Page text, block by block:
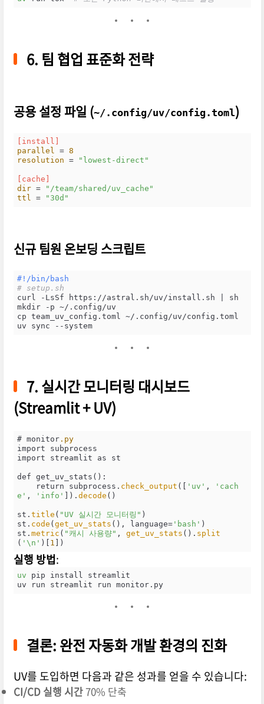
6. 팀 협업 표준화 전략
공용 설정 파일 (~/.config/uv/config.toml)
[install]
parallel = 8
resolution = "lowest-direct"
[cache]
dir =
"/team/shared/uv_cache"
ttl = "30d"
신규 팀원 온보딩 스크립트
#!/bin/bash
# setup.sh
curl -LsSf https://astral.sh/uv/install.sh | sh
mkdir -p ~/.config/uv
cp team_uv_config.toml ~/.config/uv/config.toml
uv sync --system
7. 실시간 모니터링 대시보드
(Streamlit + UV)
# monitor .py
import subprocess
import streamlit as st
def get_uv_stats():
    return subprocess.
check_output ([ 'uv' ,
'cach
e' , 'info' ]).decode ()
st.title ( "UV 실시간 모니터링" )
st. code (get_uv_stats (), language= 'bash' )
st.metric ( "캐시 사용량" , get_uv_stats (). split
( '\n' )[ 1 ])
실행 방법:
uv pip install streamlit
uv run streamlit run monitor.py
결론: 완전 자동화 개발 환경의 진화
UV를 도입하면 다음과 같은 성과를 얻을 수 있습니다:
CI/CD 실행 시간70% 단축